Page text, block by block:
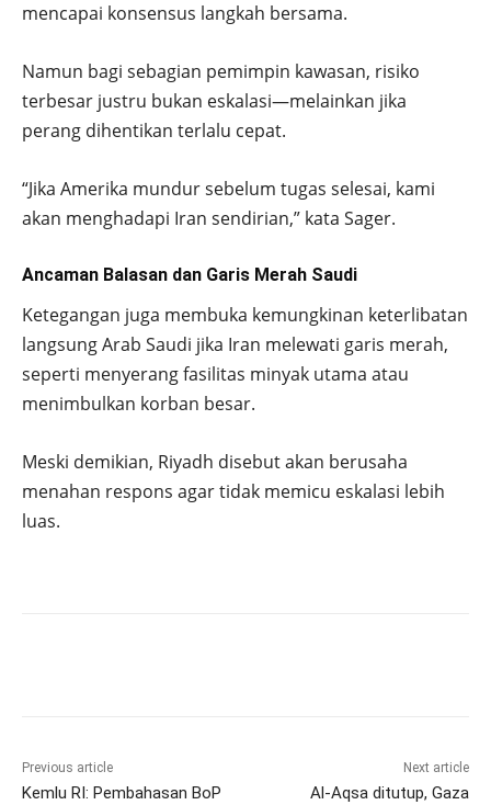
mencapai konsensus langkah bersama.
Namun bagi sebagian pemimpin kawasan, risiko
terbesar justru bukan eskalasi—melainkan jika
perang dihentikan terlalu cepat.
“Jika Amerika mundur sebelum tugas selesai, kami
akan menghadapi Iran sendirian,” kata Sager.
Ancaman Balasan dan Garis Merah Saudi
Ketegangan juga membuka kemungkinan keterlibatan
langsung Arab Saudi jika Iran melewati garis merah,
seperti menyerang fasilitas minyak utama atau
menimbulkan korban besar.
Meski demikian, Riyadh disebut akan berusaha
menahan respons agar tidak memicu eskalasi lebih
luas.
Previous article
Kemlu RI: Pembahasan BoP
Next article
Al-Aqsa ditutup, Gaza